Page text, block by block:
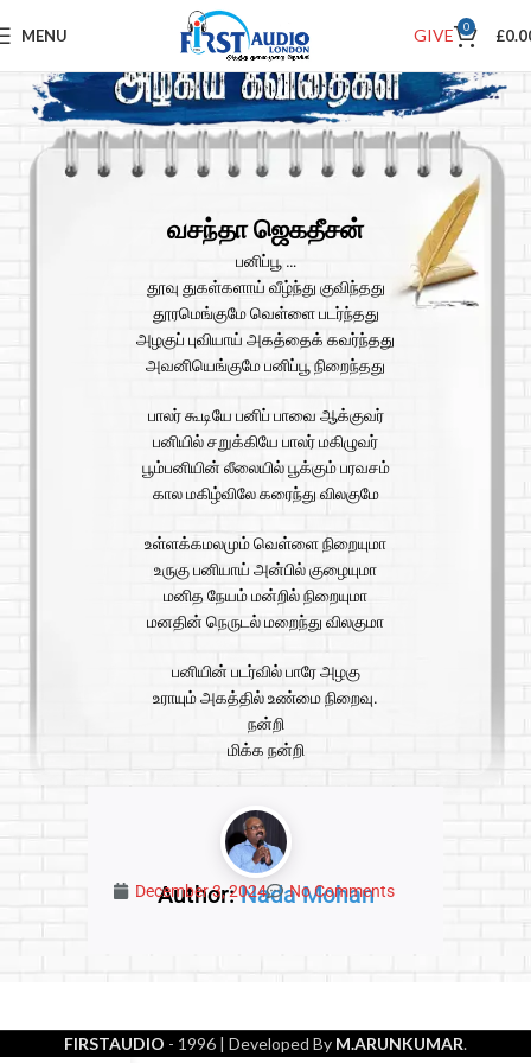
MENU GIVE 0 £
வசந்தா ஜெகதீசன்
பனிப்பூ …
தூவு துகள்களாய் வீழ்ந்து குவிந்தது
தூரமெங்குமே வெள்ளை படர்ந்தது
அழகுப் புவியாய் அகத்தைக் கவர்ந்தது
அவனியெங்குமே பனிப்பூ நிறைந்தது
பாலர் கூடியே பனிப் பாவை ஆக்குவர்
பனியில் சறுக்கியே பாலர் மகிழுவர்
பூம்பனியின் லீலையில் பூக்கும் பரவசம்
கால மகிழ்விலே கரைந்து விலகுமே
உள்ளக்கமலமும் வெள்ளை நிறையுமா
உருகு பனியாய் அன்பில் குழையுமா
மனித நேயம் மன்றில் நிறையுமா
மனதின் நெருடல் மறைந்து விலகுமா
பனியின் படர்வில் பாரே அழகு
உராயும் அகத்தில் உண்மை நிறைவு.
நன்றி
மிக்க நன்றி
Author:Nada Mohan
December 3, 2024 No Comments
FIRSTAUDIO - 1996 | Developed By M.ARUNKUMAR.